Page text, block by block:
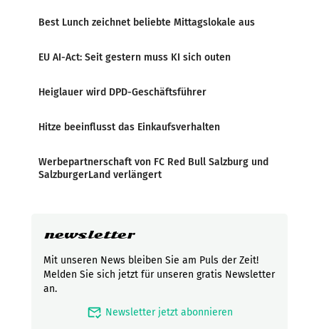
Best Lunch zeichnet beliebte Mittagslokale aus
EU AI-Act: Seit gestern muss KI sich outen
Heiglauer wird DPD-Geschäftsführer
Hitze beeinflusst das Einkaufsverhalten
Werbepartnerschaft von FC Red Bull Salzburg und
SalzburgerLand verlängert
newsletter
Mit unseren News bleiben Sie am Puls der Zeit!
Melden Sie sich jetzt für unseren gratis Newsletter
an.
mark_email_read Newsletter jetzt abonnieren